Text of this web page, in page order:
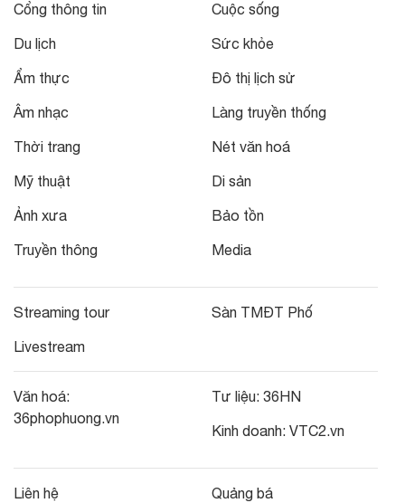
Cổng thông tin
Du lịch
Ẩm thực
Âm nhạc
Thời trang
Mỹ thuật
Ảnh xưa
Truyền thông
Cuộc sống
Sức khỏe
Đô thị lịch sử
Làng truyền thống
Nét văn hoá
Di sản
Bảo tồn
Media
Streaming tour
Livestream
Sàn TMĐT Phố
Văn hoá:
36phophuong.vn
Tư liệu: 36HN
Kinh doanh: VTC2.vn
Liên hệ Quảng bá